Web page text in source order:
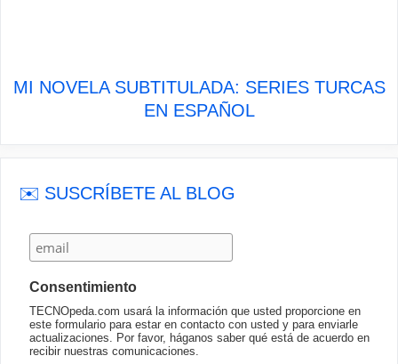
MI NOVELA SUBTITULADA: SERIES TURCAS
EN ESPAÑOL
✉️ SUSCRÍBETE AL BLOG
Consentimiento
TECNOpeda.com usará la información que usted proporcione en
este formulario para estar en contacto con usted y para enviarle
actualizaciones. Por favor, háganos saber qué está de acuerdo en
recibir nuestras comunicaciones.